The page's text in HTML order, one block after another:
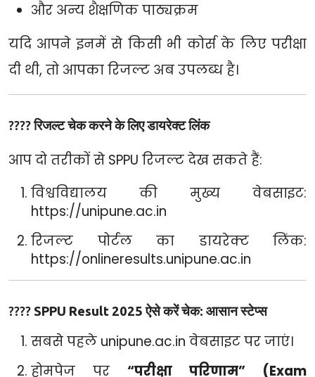
और अन्य शैक्षणिक पाठ्यक्रम
यदि आपने इनमें से किसी भी कोर्स के लिए परीक्षा
दी थी, तो आपका रिजल्ट अब उपलब्ध है।
????रिजल्ट चेक करने के लिए डायरेक्ट लिंक
आप दो तरीकों से SPPU रिजल्ट देख सकते हैं:
विश्वविद्यालय की मुख्य वेबसाइट:
https://unipune.ac.in
रिजल्ट पोर्टल का डायरेक्ट लिंक:
https://onlineresults.unipune.ac.in
???? SPPU Result 2025 ऐसे करें चेक: आसान स्टेप्स
सबसे पहले unipune.ac.in वेबसाइट पर जाएं।
होमपेज पर “परीक्षा परिणाम” (Exam